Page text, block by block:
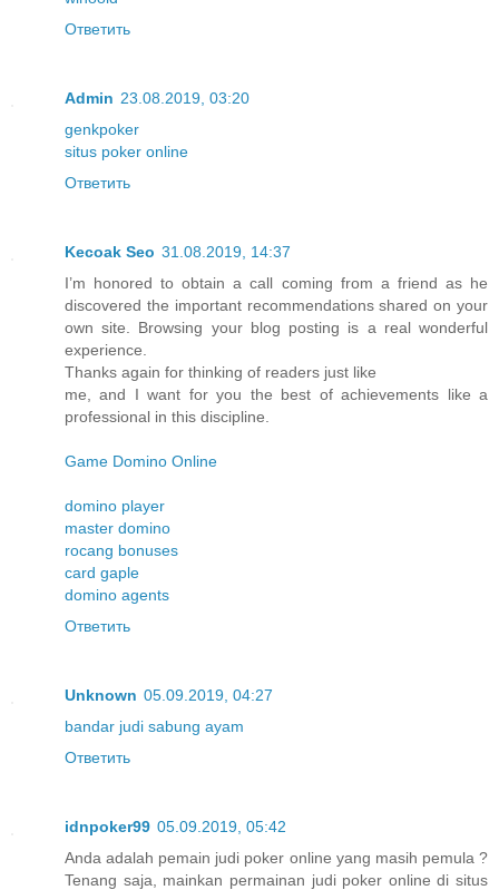
Ответить
Admin 23.08.2019, 03:20
genkpoker
situs poker online
Ответить
Kecoak Seo 31.08.2019, 14:37
I’m honored to obtain a call coming from a friend as he
discovered the important recommendations shared on your
own site. Browsing your blog posting is a real wonderful
experience.
Thanks again for thinking of readers just like
me, and I want for you the best of achievements like a
professional in this discipline.
Game Domino Online
domino player
master domino
rocang bonuses
card gaple
domino agents
Ответить
Unknown 05.09.2019, 04:27
bandar judi sabung ayam
Ответить
idnpoker99 05.09.2019, 05:42
Anda adalah pemain judi poker online yang masih pemula ?
Tenang saja, mainkan permainan judi poker online di situs